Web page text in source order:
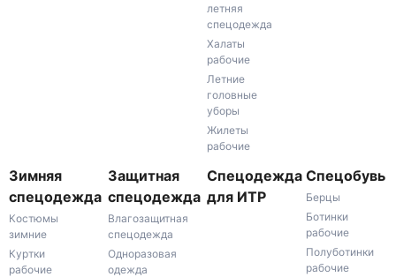
летняя
спецодежда
Халаты
рабочие
Летние
головные
уборы
Жилеты
рабочие
Зимняя
спецодежда
Костюмы
зимние
Куртки
рабочие
Защитная
спецодежда
Влагозащитная
спецодежда
Одноразовая
одежда
Спецодежда
для ИТР
Спецобувь
Берцы
Ботинки
рабочие
Полуботинки
рабочие